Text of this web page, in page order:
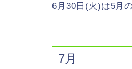
6月30日(火)は5月
7月